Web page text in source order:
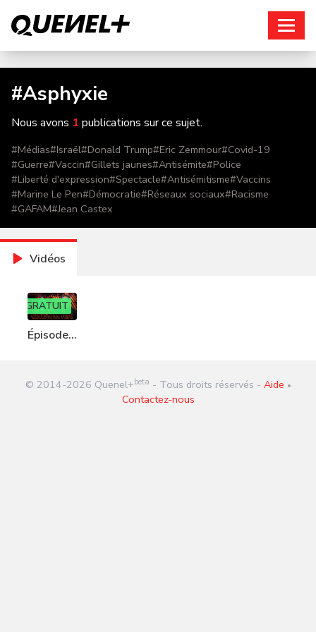
#Asphyxie
Nous avons 1 publications sur ce sujet.
#Médias#Israël#Donald Trump#Eric Zemmour#Covid-19
#Guerre#Vaccin#Gillets jaunes#Antisémite#Police
#Liberté d'expression#Spectacle#Antisémitisme#Vaccins
#Marine Le Pen#Démocratie#Réseaux sociaux#Racisme
#GAFAM#Jean Castex
Vidéos
GRATUIT
Épisode
la tête
© 2014-2026 Quenel+ beta - Tous droits réservés - Aide •
Contactez-nous